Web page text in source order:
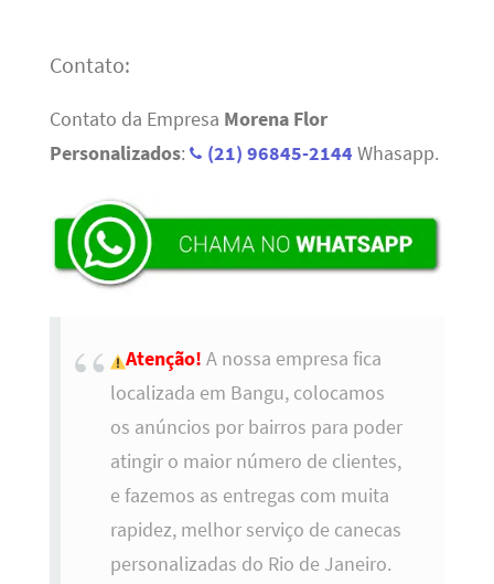
Contato:
Contato da Empresa Morena Flor
Personalizados: (21) 96845-2144 Whasapp.
Atenção! A nossa empresa fica
localizada em Bangu, colocamos
os anúncios por bairros para poder
atingir o maior número de clientes,
e fazemos as entregas com muita
rapidez, melhor serviço de canecas
personalizadas do Rio de Janeiro.